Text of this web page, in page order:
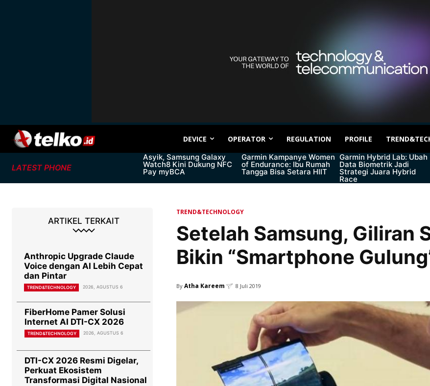
DEVICE OPERATOR REGULATION PROFILE
LATEST PHONE
Asyik, Samsung Galaxy
Watch8 Kini Dukung NFC
Pay myBCA
Garmin Kampanye Women
of Endurance: Ibu Rumah
Tangga Bisa Setara HIIT
Garmin Hybrid Lab: Ubah
Data Biometrik Jadi
Strategi Juara Hybrid
Race
ARTIKEL TERKAIT
Anthropic Upgrade Claude
Voice dengan AI Lebih Cepat
dan Pintar
TREND&TECHNOLOGY 2026, AGUSTUS 6
FiberHome Pamer Solusi
Internet AI DTI-CX 2026
TREND&TECHNOLOGY 2026, AGUSTUS 6
DTI-CX 2026 Resmi Digelar,
Perkuat Ekosistem
Transformasi Digital Nasional
TREND&TECHNOLOGY
Setelah Samsung, Giliran
Bikin “Smartphone
By Atha Kareem 8 Juli 2019